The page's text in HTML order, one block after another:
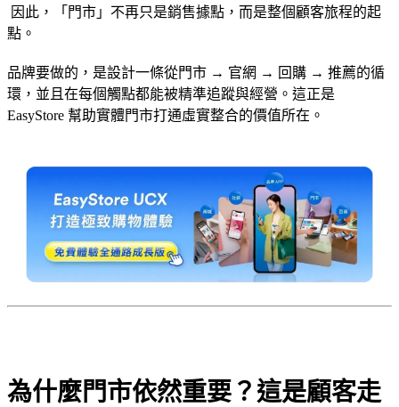
因此，「門市」不再只是銷售據點，而是整個顧客旅程的起
點。
品牌要做的，是設計一條從門市 → 官網 → 回購 → 推薦的循
環，並且在每個觸點都能被精準追蹤與經營。這正是
EasyStore 幫助實體門市打通虛實整合的價值所在。
為什麼門市依然重要？這是顧客走